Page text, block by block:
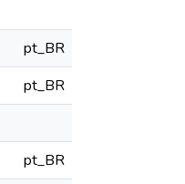
pt_BR
pt_BR
pt_BR